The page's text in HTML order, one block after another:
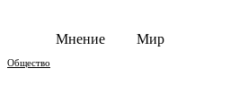
Мнение Мир
Общество